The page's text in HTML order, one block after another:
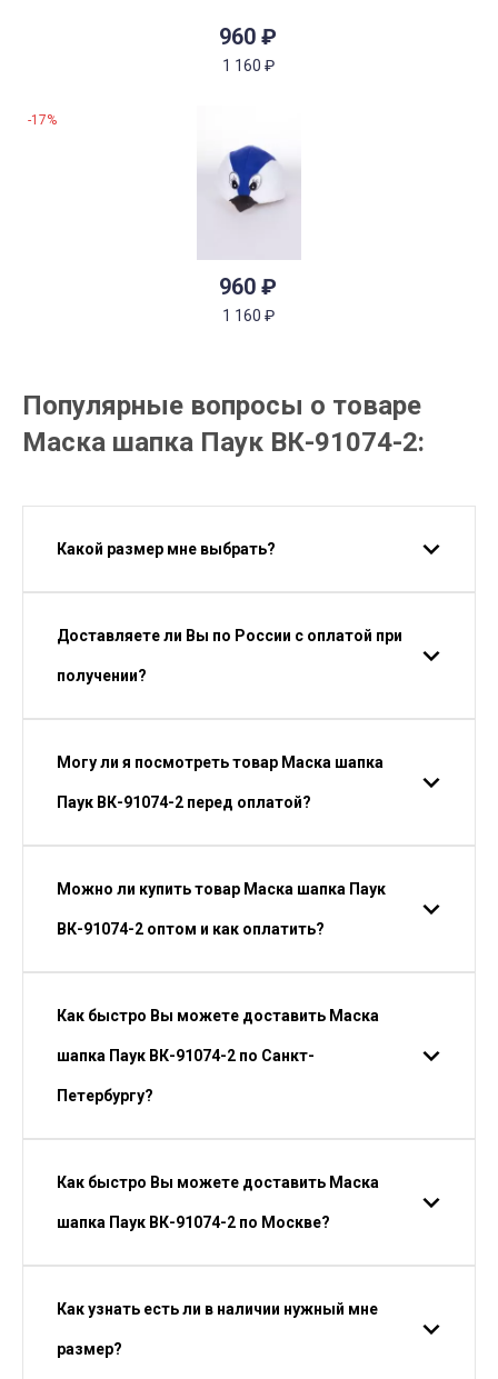
960 ₽
1 160 ₽
960 ₽
1 160 ₽
-17%
Популярные вопросы о товаре
Маска шапка Паук ВК-91074-2:
Какой размер мне выбрать?
Доставляете ли Вы по России с оплатой при
получении?
Могу ли я посмотреть товар Маска шапка
Паук ВК-91074-2 перед оплатой?
Можно ли купить товар Маска шапка Паук
ВК-91074-2 оптом и как оплатить?
Как быстро Вы можете доставить Маска
шапка Паук ВК-91074-2 по Санкт-
Петербургу?
Как быстро Вы можете доставить Маска
шапка Паук ВК-91074-2 по Москве?
Как узнать есть ли в наличии нужный мне
размер?